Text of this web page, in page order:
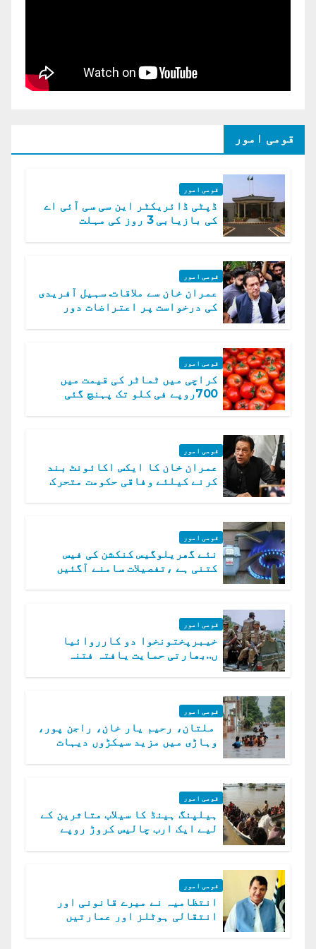
قومی امور
قومی امور
ڈپٹی ڈائریکٹر این سی سی آئی اے
کی بازیابی 3 روز کی مہلت
قومی امور
عمران خان سے ملاقات. سہیل آفریدی
کی درخواست پر اعتراضات دور
قومی امور
کراچی میں ٹماٹر کی قیمت میں
700روپے فی کلو تک پہنچ گئی
قومی امور
عمران خان کا ایکس اکائونٹ بند
کرنے کیلئے وفاقی حکومت متحرک
قومی امور
نئے گھریلوگیس کنکشن کی فیس
کتنی ہے ،تفصیلات سامنے آگئیں
قومی امور
خیبرپختونخوا دو کارروائیا
ں..بھارتی حمایت یافتہ فتنہ
قومی امور
ملتان، رحیم یار خان، راجن پور،
وہاڑی میں مزید سیکڑوں دیہات
قومی امور
ہیلپنگ ہینڈ کا سیلاب متاثرین کے
لیے ایک ارب چالیس کروڑ روپے
قومی امور
انتظامیہ نے میرے قانونی اور
انتقالی ہوٹلز اور عمارتیں